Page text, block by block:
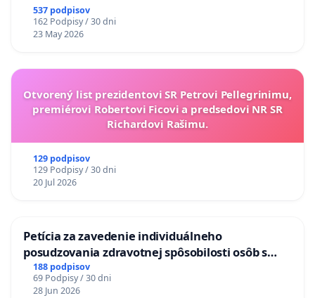
537 podpisov
162 Podpisy / 30 dni
23 May 2026
Otvorený list prezidentovi SR Petrovi Pellegrinimu,
premiérovi Robertovi Ficovi a predsedovi NR SR
Richardovi Rašimu.
129 podpisov
129 Podpisy / 30 dni
20 Jul 2026
Petícia za zavedenie individuálneho
posudzovania zdravotnej spôsobilosti osôb s
diabetom 1. a 2. typu pri prijímaní do
Policajného zboru SR
188 podpisov
69 Podpisy / 30 dni
28 Jun 2026